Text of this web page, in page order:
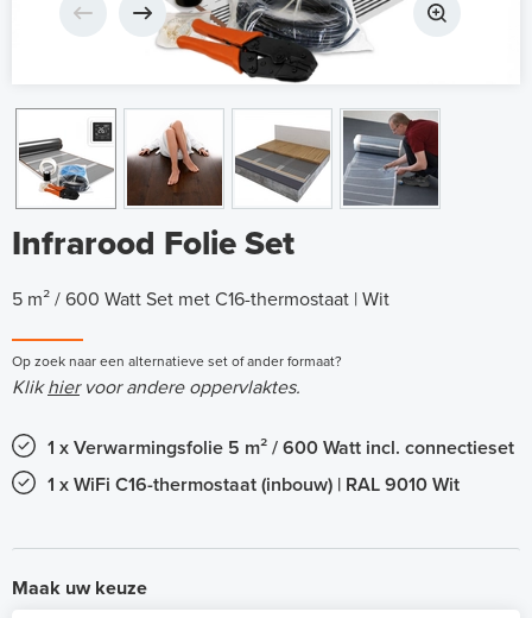
Infrarood Folie Set
5 m² / 600 Watt Set met C16-thermostaat | Wit
Op zoek naar een alternatieve set of ander formaat?
Klikhiervoor andere oppervlaktes.
1 x Verwarmingsfolie 5 m² / 600 Watt incl. connectieset
1 x WiFi C16-thermostaat (inbouw) | RAL 9010 Wit
Maak uw keuze